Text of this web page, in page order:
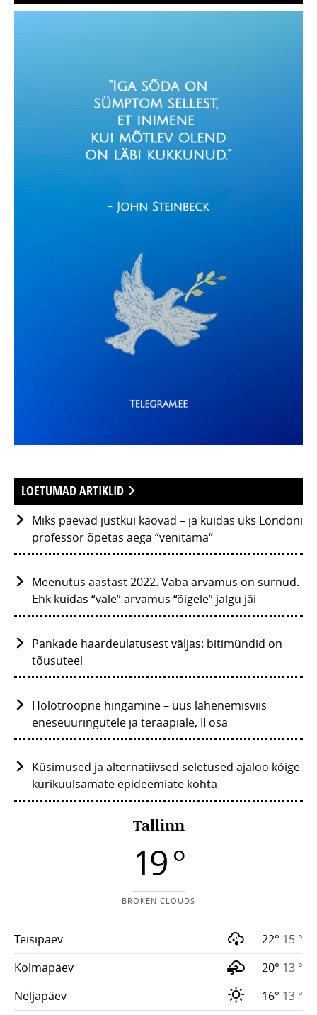
LOETUMAD ARTIKLID
Miks päevad justkui kaovad – ja kuidas üks Londoni
professor õpetas aega “venitama“
Meenutus aastast 2022. Vaba arvamus on surnud.
Ehk kuidas “vale” arvamus “õigele” jalgu jäi
Pankade haardeulatusest väljas: bitimündid on
tõusuteel
Holotroopne hingamine – uus lähenemisviis
eneseuuringutele ja teraapiale, II osa
Küsimused ja alternatiivsed seletused ajaloo kõige
kurikuulsamate epideemiate kohta
Tallinn
19 °
BROKEN CLOUDS
Teisipäev 22° 15 °
Kolmapäev
20° 13 °
Neljapäev
16° 13 °